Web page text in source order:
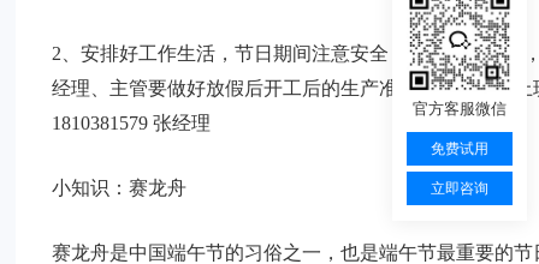
2、安排好工作生活，节日期间注意安全，科学佩戴口
经理、主管要做好放假后开工后的生产准备工作，保证
1810381579 张经理
小知识：赛龙舟
赛龙舟是中国端午节的习俗之一，也是端午节最重要的
官方客服微信
免费试用
立即咨询